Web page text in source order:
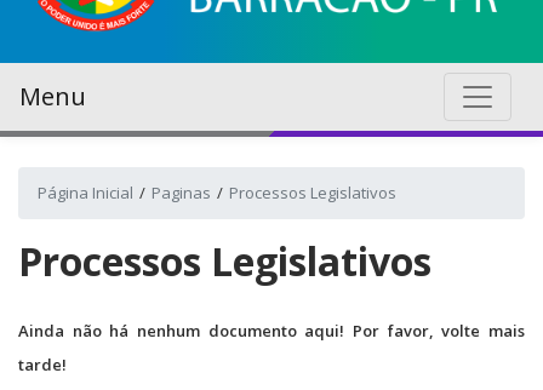
Menu
Página Inicial Paginas Processos Legislativos
Processos Legislativos
Ainda não há nenhum documento aqui! Por favor, volte mais
tarde!